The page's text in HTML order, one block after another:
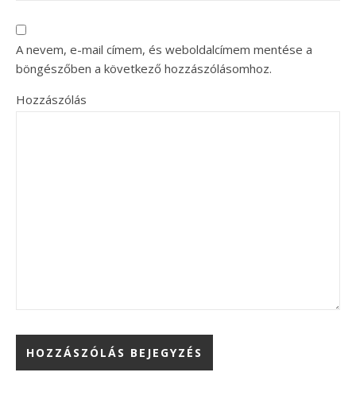
A nevem, e-mail címem, és weboldalcímem mentése a
böngészőben a következő hozzászólásomhoz.
Hozzászólás